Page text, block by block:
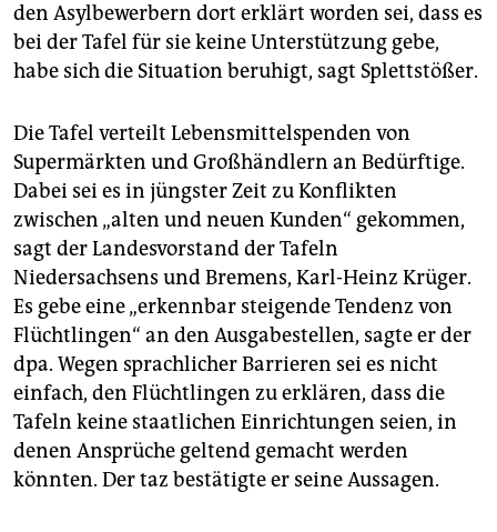
den Asylbewerbern dort erklärt worden sei, dass es
bei der Tafel für sie keine Unterstützung gebe,
habe sich die Situation beruhigt, sagt Splettstößer.
Die Tafel verteilt Lebensmittelspenden von
Supermärkten und Großhändlern an Bedürftige.
Dabei sei es in jüngster Zeit zu Konflikten
zwischen „alten und neuen Kunden“ gekommen,
sagt der Landesvorstand der Tafeln
Niedersachsens und Bremens, Karl-Heinz Krüger.
Es gebe eine „erkennbar steigende Tendenz von
Flüchtlingen“ an den Ausgabestellen, sagte er der
dpa. Wegen sprachlicher Barrieren sei es nicht
einfach, den Flüchtlingen zu erklären, dass die
Tafeln keine staatlichen Einrichtungen seien, in
denen Ansprüche geltend gemacht werden
könnten. Der taz bestätigte er seine Aussagen.